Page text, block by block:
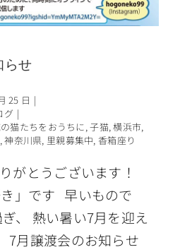
らせ
25 日 |
グ |
猫たちをおうちに,子猫,横浜市,
,神奈川県, 里親募集中,香箱座り
がとうございます！
き」です 早いもので
、 熱い暑い7月を迎え
7月譲渡会のお知らせ